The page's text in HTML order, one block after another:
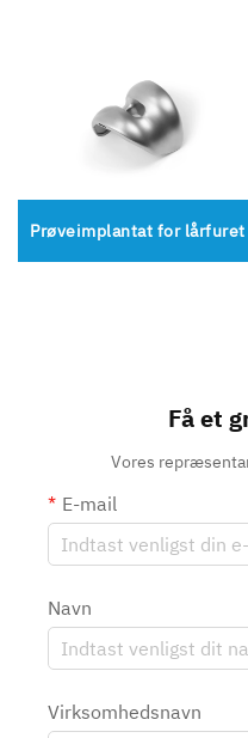
Prøveimplantat for lårfuret
Få et
Vores
E-mail
Navn
Virksomhedsnavn